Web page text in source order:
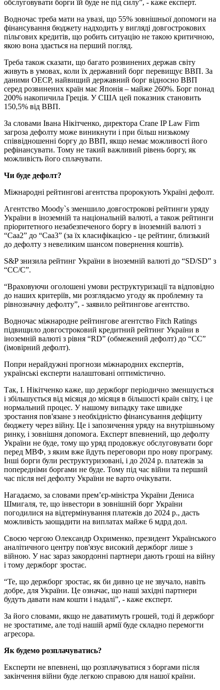
обслуговувати борги їй буде не під силу”, - каже експерт.
Водночас треба мати на увазі, що 55% зовнішньої допомоги на
фінансування бюджету надходить у вигляді довгострокових
пільгових кредитів, що робить ситуацію не такою критичною,
якою вона здається на перший погляд.
Треба також сказати, що багато розвинених держав світу
живуть в умовах, коли їх державний борг перевищує ВВП. За
даними ОЕСР, найвищий державний борг відносно ВВП
серед розвинених країн має Японія – майже 260%. Борг понад
200% накопичила Греція. У США цей показник становить
150,5% від ВВП.
За словами Івана Нікітченко, директора Crane IP Law Firm
загроза дефолту може виникнути і при більш низькому
співвідношенні боргу до ВВП, якщо немає можливості його
рефінансувати. Тому не такий важливий рівень боргу, як
можливість його сплачувати.
Чи буде дефолт?
Міжнародні рейтингові агентства пророкують Україні дефолт.
Агентство Moody`s зменшило довгострокові рейтинги уряду
України в іноземній та національній валюті, а також рейтинги
пріоритетного незабезпеченого боргу в іноземній валюті з
“Caa2” до “Caa3” (за їх класифікацією - це рейтинг, близький
до дефолту з невеликим шансом повернення коштів).
S&P знизила рейтинг України в іноземній валюті до “SD/SD” з
“CC/C”.
“Враховуючи оголошені умови реструктуризації та відповідно
до наших критеріїв, ми розглядаємо угоду як проблемну та
рівнозначну дефолту”, - заявило рейтингове агентство.
Водночас міжнародне рейтингове агентство Fitch Ratings
підвищило довгостроковий кредитний рейтинг України в
іноземній валюті з рівня “RD” (обмежений дефолт) до “CC”
(імовірний дефолт).
Попри нерайдужні прогнози міжнародних експертів,
українські експерти налаштовані оптимістично.
Так, І. Нікітченко каже, що держборг періодично зменшується
і збільшується від місяця до місяця в більшості країн світу, і це
нормальний процес. У нашому випадку таке швидке
зростання пов'язане з необхідністю фінансування дефіциту
бюджету через війну. Це і запозичення уряду на внутрішньому
ринку, і зовнішня допомога. Експерт впевнений, що дефолту
України не буде, тому що уряд продовжує обслуговувати борг
перед МВФ, з яким вже йдуть переговори про нову програму.
Інші борги були реструктуризовані, і до 2024 р. платежів за
попередніми боргами не буде. Тому під час війни та перший
час після неї дефолту України не варто очікувати.
Нагадаємо, за словами прем’єр-міністра України Дениса
Шмигаля, те, що інвестори в зовнішній борг України
погодилися на відтермінування платежів до 2024 р., дасть
можливість заощадити на виплатах майже 6 мдрд дол.
Своєю чергою Олександр Охрименко, президент Українського
аналітичного центру пов'язує високий держборг лише з
війною. У нас зараз закордонні партнери дають гроші на війну
і тому держборг зростає.
“Те, що держборг зростає, як би дивно це не звучало, навіть
добре, для України. Це означає, що наші західні партнери
будуть давати нам кошти і надалі”, - каже експерт.
За його словами, якщо не даватимуть грошей, тоді й держборг
не зростатиме, але тоді нашій армії буде складно перемогти
агресора.
Як будемо розплачуватись?
Експерти не впевнені, що розплачуватися з боргами після
закінчення війни буде легкою справою для нашої країни.